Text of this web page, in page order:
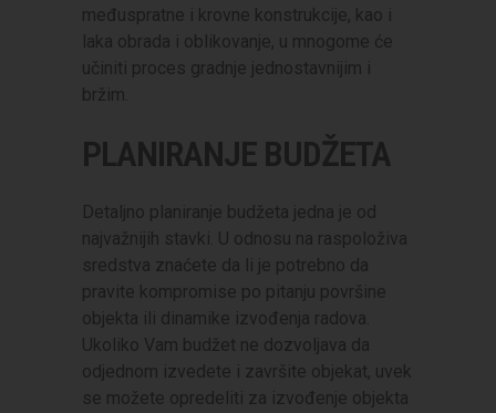
međuspratne i krovne konstrukcije, kao i
laka obrada i oblikovanje, u mnogome će
učiniti proces gradnje jednostavnijim i
bržim.
PLANIRANJE BUDŽETA
Detaljno planiranje budžeta jedna je od
najvažnijih stavki. U odnosu na raspoloživa
sredstva znaćete da li je potrebno da
pravite kompromise po pitanju površine
objekta ili dinamike izvođenja radova.
Ukoliko Vam budžet ne dozvoljava da
odjednom izvedete i završite objekat, uvek
se možete opredeliti za izvođenje objekta